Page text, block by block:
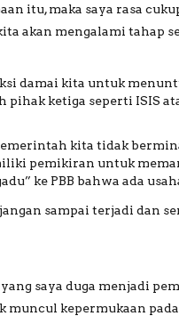
itu, maka saya rasa
akan mengalami tahap
damai kita untuk
pihak ketiga seperti ISIS
kita tidak
pemikiran untuk
ke PBB bahwa ada
sampai terjadi dan
saya duga menjadi
kepermukaan